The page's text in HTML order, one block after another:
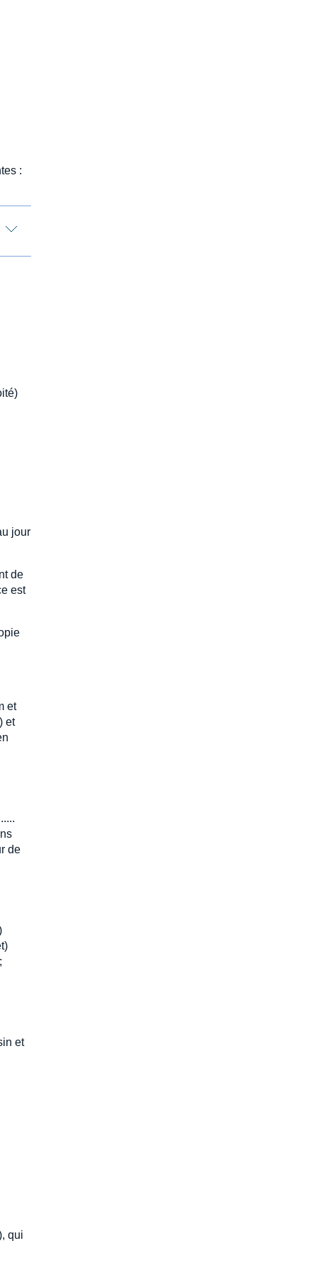
:
jour
de
est
et
et
de
et
qui